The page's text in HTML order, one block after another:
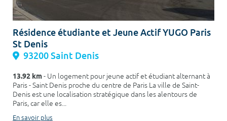
Résidence étudiante et Jeune Actif YUGO Paris
St Denis
93200 Saint Denis
13.92 km- Un logement pour jeune actif et étudiant alternant à
Paris - Saint Denis proche du centre de Paris La ville de Saint-
Denis est une localisation stratégique dans les alentours de
Paris, car elle es...
En savoir plus